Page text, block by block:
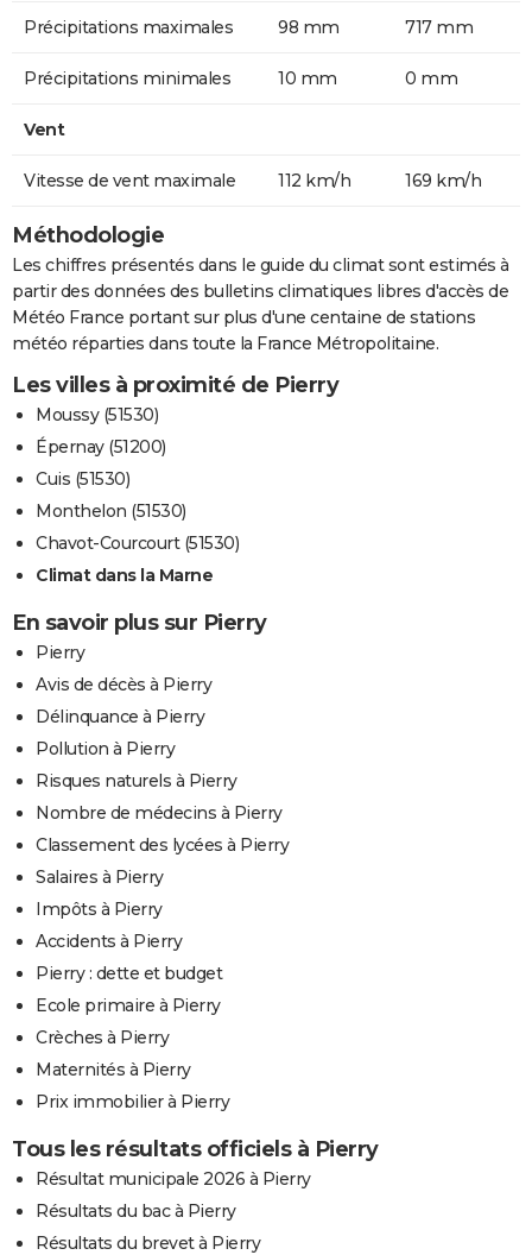
Précipitations maximales 98 mm 717 mm
Précipitations minimales 10 mm 0 mm
Vent
Vitesse de vent maximale 112 km/h 169 km/h
Méthodologie
Les chiffres présentés dans le guide du climat sont estimés à
partir des données des bulletins climatiques libres d'accès de
Météo France portant sur plus d'une centaine de stations
météo réparties dans toute la France Métropolitaine.
Les villes à proximité de Pierry
Moussy (51530)
Épernay (51200)
Cuis (51530)
Monthelon (51530)
Chavot-Courcourt (51530)
Climat dans la Marne
En savoir plus sur Pierry
Pierry
Avis de décès à Pierry
Délinquance à Pierry
Pollution à Pierry
Risques naturels à Pierry
Nombre de médecins à Pierry
Classement des lycées à Pierry
Salaires à Pierry
Impôts à Pierry
Accidents à Pierry
Pierry : dette et budget
Ecole primaire à Pierry
Crèches à Pierry
Maternités à Pierry
Prix immobilier à Pierry
Tous les résultats officiels à Pierry
Résultat municipale 2026 à Pierry
Résultats du bac à Pierry
Résultats du brevet à Pierry